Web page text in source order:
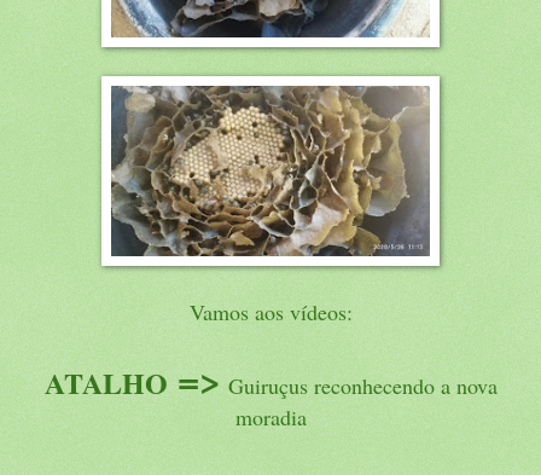
Vamos aos vídeos:
ATALHO => Guiruçus reconhecendo a nova
moradia